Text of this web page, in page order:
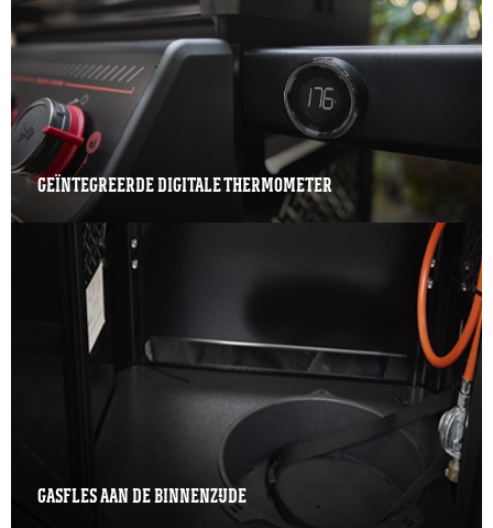
GEÏNTEGREERDE DIGITALE THERMOMETER
GASFLES AAN DE BINNENZIJDE